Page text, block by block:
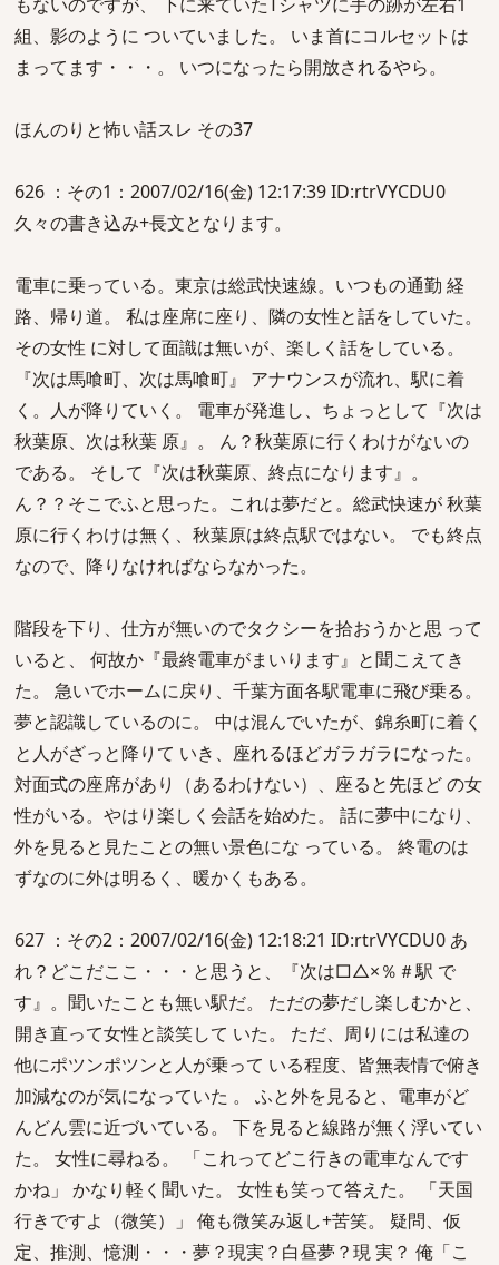
組、影のように ついていました。 いま首にコルセットは
まってます・・・。 いつになったら開放されるやら。
ほんのりと怖い話スレ その37
626 ：その1：2007/02/16(金) 12:17:39 ID:rtrVYCDU0
久々の書き込み+長文となります。
電車に乗っている。東京は総武快速線。いつもの通勤 経
路、帰り道。 私は座席に座り、隣の女性と話をしていた。
その女性 に対して面識は無いが、楽しく話をしている。
『次は馬喰町、次は馬喰町』 アナウンスが流れ、駅に着
く。人が降りていく。 電車が発進し、ちょっとして『次は
秋葉原、次は秋葉 原』。 ん？秋葉原に行くわけがないの
である。 そして『次は秋葉原、終点になります』。
ん？？そこでふと思った。これは夢だと。総武快速が 秋葉
原に行くわけは無く、秋葉原は終点駅ではない。 でも終点
なので、降りなければならなかった。
階段を下り、仕方が無いのでタクシーを拾おうかと思 って
いると、 何故か『最終電車がまいります』と聞こえてき
た。 急いでホームに戻り、千葉方面各駅電車に飛び乗る。
夢と認識しているのに。 中は混んでいたが、錦糸町に着く
と人がざっと降りて いき、座れるほどガラガラになった。
対面式の座席があり（あるわけない）、座ると先ほど の女
性がいる。やはり楽しく会話を始めた。 話に夢中になり、
外を見ると見たことの無い景色にな っている。 終電のは
ずなのに外は明るく、暖かくもある。
627 ：その2：2007/02/16(金) 12:18:21 ID:rtrVYCDU0 あ
れ？どこだここ・・・と思うと、『次は□△×％＃駅 で
す』。聞いたことも無い駅だ。 ただの夢だし楽しむかと、
開き直って女性と談笑して いた。 ただ、周りには私達の
他にポツンポツンと人が乗って いる程度、皆無表情で俯き
加減なのが気になっていた 。 ふと外を見ると、電車がど
んどん雲に近づいている。 下を見ると線路が無く浮いてい
た。 女性に尋ねる。 「これってどこ行きの電車なんです
かね」 かなり軽く聞いた。 女性も笑って答えた。 「天国
行きですよ（微笑）」 俺も微笑み返し+苦笑。 疑問、仮
定、推測、憶測・・・夢？現実？白昼夢？現 実？ 俺「こ